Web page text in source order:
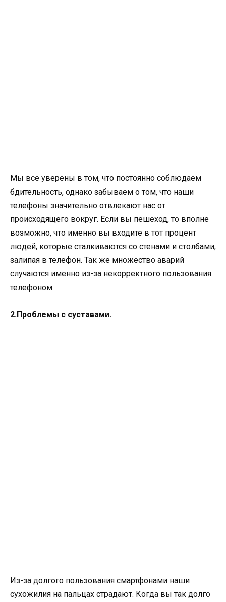
Мы все уверены в том, что постоянно соблюдаем
бдительность, однако забываем о том, что наши
телефоны значительно отвлекают нас от
происходящего вокруг. Если вы пешеход, то вполне
возможно, что именно вы входите в тот процент
людей, которые сталкиваются со стенами и столбами,
залипая в телефон. Так же множество аварий
случаются именно из-за некорректного пользования
телефоном.
2.Проблемы с суставами.
Из-за долгого пользования смартфонами наши
сухожилия на пальцах страдают. Когда вы так долго